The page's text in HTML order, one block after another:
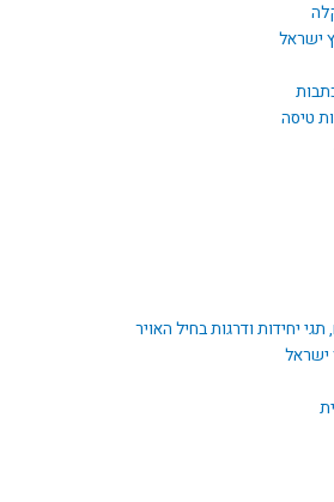
ישראל
טיסה
יחידות ודרגות בחיל האויר
ישראל